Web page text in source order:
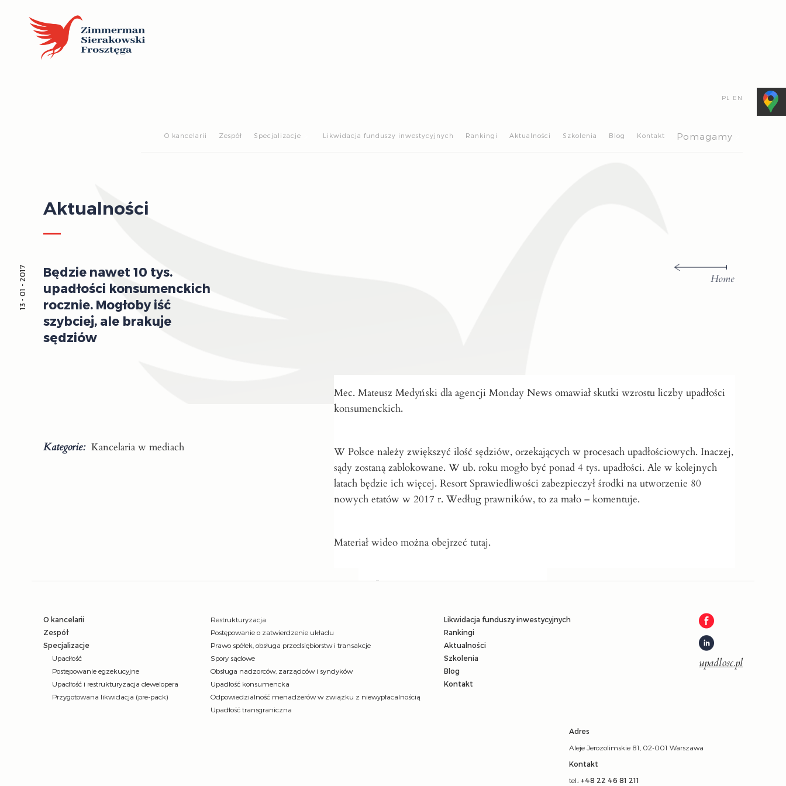
PL EN
O kancelarii Zespół Specjalizacje Likwidacja funduszy inwestycyjnych Rankingi Aktualności Szkolenia Blog Kontakt Pomagamy
Aktualności
Home
Będzie nawet 10 tys.
upadłości konsumenckich
rocznie. Mogłoby iść
szybciej, ale brakuje
sędziów
13 - 01 - 2017
Kategorie: Kancelaria w mediach
Mec. Mateusz Medyński dla agencji Monday News omawiał skutki wzrostu liczby upadłości
konsumenckich.
W Polsce należy zwiększyć ilość sędziów, orzekających w procesach upadłościowych. Inaczej,
sądy zostaną zablokowane. W ub. roku mogło być ponad 4 tys. upadłości. Ale w kolejnych
latach będzie ich więcej. Resort Sprawiedliwości zabezpieczył środki na utworzenie 80
nowych etatów w 2017 r. Według prawników, to za mało – komentuje.
Materiał wideo można obejrzećtutaj.
O kancelarii
Zespół
Specjalizacje
Upadłość
Postępowanie egzekucyjne
Upadłość i restrukturyzacja dewelopera
Przygotowana likwidacja (pre-pack)
Restrukturyzacja
Postępowanie o zatwierdzenie układu
Prawo spółek, obsługa przedsiębiorstw i transakcje
Spory sądowe
Obsługa nadzorców, zarządców i syndyków
Upadłość konsumencka
Odpowiedzialność menadżerów w związku z niewypłacalnością
Upadłość transgraniczna
Likwidacja funduszy inwestycyjnych
Rankingi
Aktualności
Szkolenia
Blog
Kontakt
upadlosc.pl
Adres
Aleje Jerozolimskie 81, 02-001 Warszawa
Kontakt
tel.: +48 22 46 81 211